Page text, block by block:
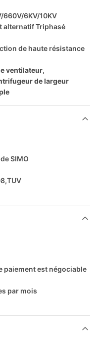
660V/6KV/10KV
alternatif Triphasé
de haute résistance
ventilateur,
de largeur
SIMO
paiement est négociable
par mois